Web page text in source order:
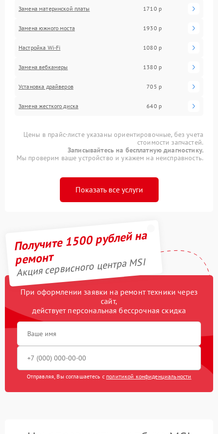
Замена материнской платы 1710 р
Замена южного моста 1930 р
Настройка Wi-Fi 1080 р
Замена вебкамеры 1380 р
Установка драйверов 705 р
Замена жесткого диска 640 р
Цены в прайс-листе указаны ориентировочные, без учета
стоимости запчастей.
Записывайтесь на бесплатную диагностику.
Мы проверим ваше устройство и укажем на неисправность.
Показать все услуги
Получите 1500 рублей на
ремонт
Акция сервисного центра MSI
При оформлении заявки на ремонт техники через
сайт,
действует персональная бессрочная скидка
Отправляя, Вы соглашаетесь с политикой конфиденциальности